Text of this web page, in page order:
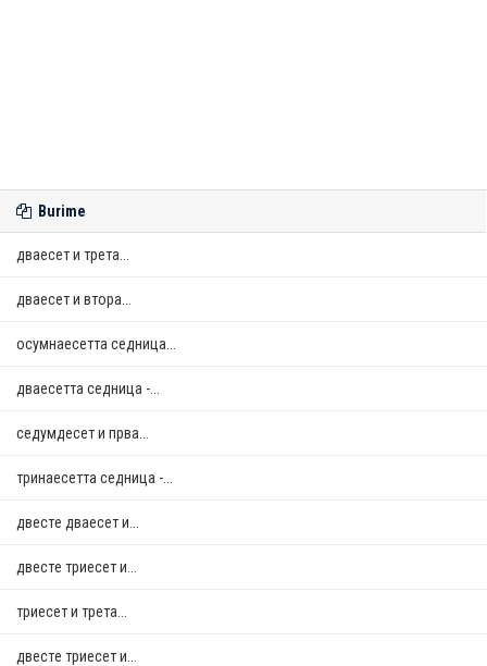
Burime
дваесет и трета...
дваесет и втора...
осумнaесетта седница...
дваесетта седница -...
седумдесет и прва...
тринаесетта седница -...
двестe дваесет и...
двестe триесет и...
триесет и трета...
двестe триесет и...